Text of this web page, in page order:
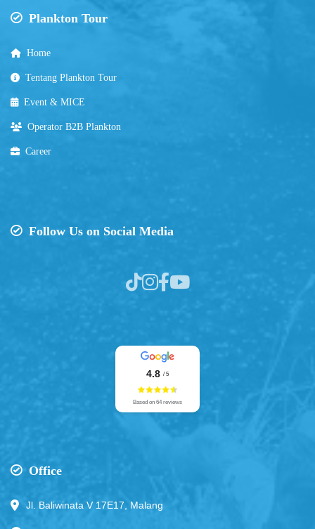
Plankton Tour
Home
Tentang Plankton Tour
Event & MICE
Operator B2B Plankton
Career
Follow Us on Social Media
4.8 / 5
Based on 64 reviews
Office
Jl. Baliwinata V 17E17, Malang